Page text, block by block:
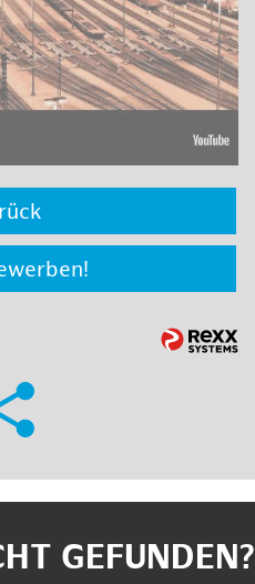
GEFUNDEN?